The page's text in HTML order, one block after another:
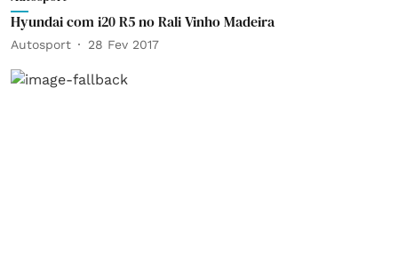
Hyundai com i20 R5 no Rali Vinho Madeira
Autosport 28 Fev 2017